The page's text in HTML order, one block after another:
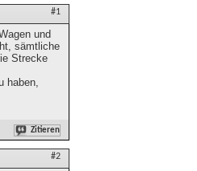
#1
und
sämtliche
Strecke
haben,
Zitieren
#2